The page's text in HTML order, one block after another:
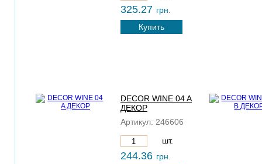
325.27 грн.
Купить
DECOR WINE 04 A
ДЕКОР
Артикул: 246606
шт.
244.36 грн.